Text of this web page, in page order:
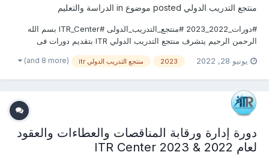
منتجع التدريب الدولي الدراسة والتعليم
#دورات_2022_2023 #منتجع_التدريب_الدولى #ITR_Center بسم الله
الرحمن الرحيم يتشرف منتجع التدريب الدولي ITR بتقديم دورات فى
يمكنكم التسجيل او الاستفسارعلى الدورة الان ......................... أو...
يونيو 28, 2022 2023 منتجع التدريب الدولي itr (and 8 more)
دورة إدارة ورقابة المناقصات والعطاءات والعقود
لعام 2022 & 2023 ITR Center